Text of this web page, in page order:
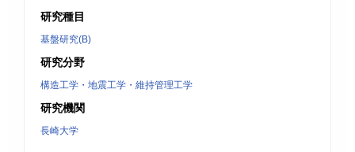
研究種目
基盤研究(B)
研究分野
構造工学・地震工学・維持管理工学
研究機関
長崎大学